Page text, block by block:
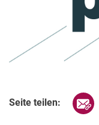
Seite teilen: